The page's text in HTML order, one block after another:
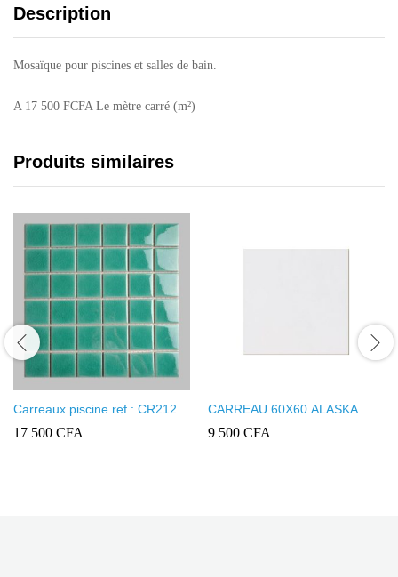
Description
Mosaïque pour piscines et salles de bain.
A 17 500 FCFA Le mètre carré (m²)
Produits similaires
Carreaux piscine ref : CR212
17 500 CFA
CARREAU 60X60 ALASKA
WHITE
9 500 CFA